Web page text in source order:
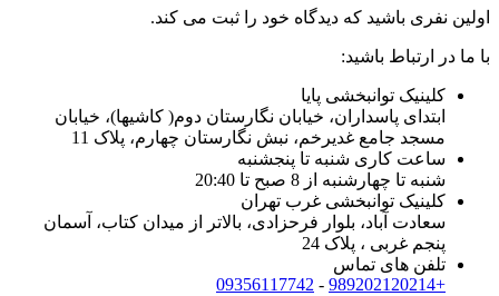
اولین نفری باشید که دیدگاه خود را ثبت می کند.
با ما در ارتباط باشید:
کلینیک توانبخشی پایا
ابتدای پاسداران، خیابان نگارستان دوم( کاشیها)، خیابان
مسجد جامع غدیرخم، نبش نگارستان چهارم، پلاک 11
ساعت کاری شنبه تا پنجشنبه
شنبه تا چهارشنبه از 8 صبح تا 20:40
کلینیک توانبخشی غرب تهران
سعادت آباد، بلوار فرحزادی، بالاتر از میدان کتاب، آسمان
پنجم غربی ، پلاک 24
تلفن های تماس
+989202120214
-
09356117742